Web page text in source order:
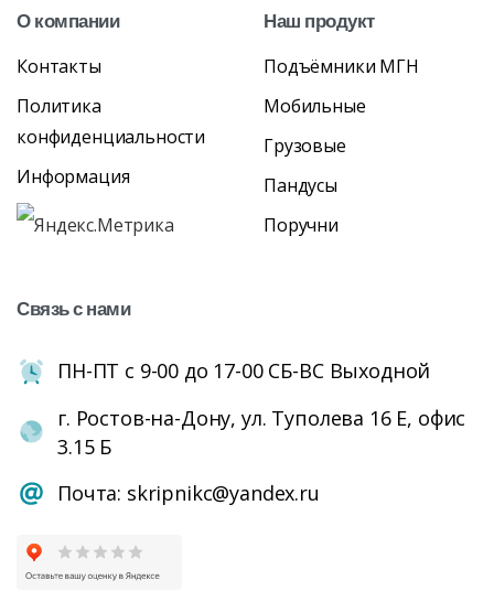
Окомпании
Контакты
Политика
конфиденциальности
Информация
Наш продукт
Подъёмники МГН
Мобильные
Грузовые
Пандусы
Поручни
Связьснами
ПН-ПТ с 9-00 до 17-00 СБ-ВС Выходной
г. Ростов-на-Дону, ул. Туполева 16 Е, офис
3.15 Б
Почта: skripnikc@yandex.ru